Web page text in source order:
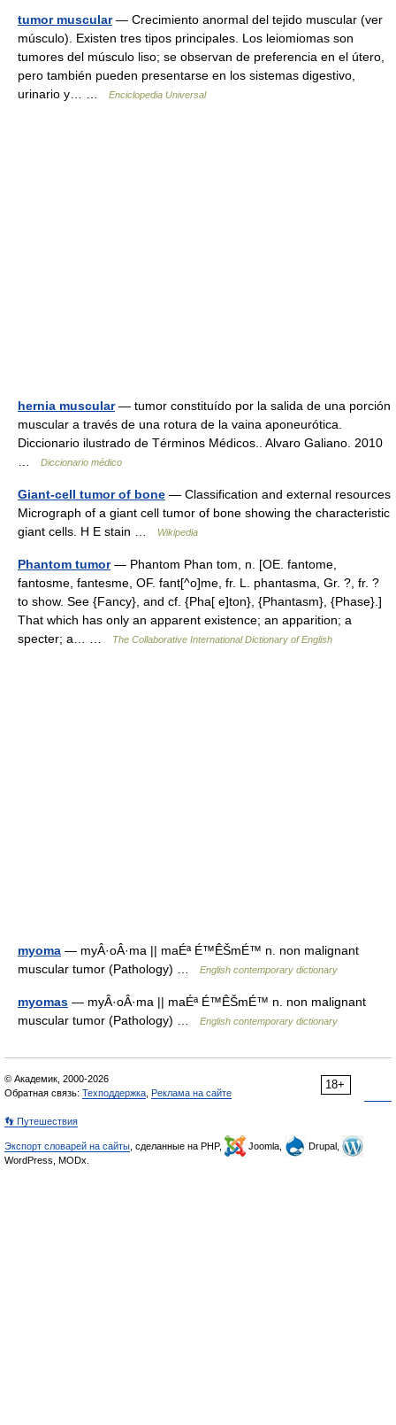
tumor muscular— Crecimiento anormal del tejido muscular (ver
músculo). Existen tres tipos principales. Los leiomiomas son
tumores del músculo liso; se observan de preferencia en el útero,
pero también pueden presentarse en los sistemas digestivo,
urinario y… …
Enciclopedia Universal
hernia muscular— tumor constituído por la salida de una porción
muscular a través de una rotura de la vaina aponeurótica.
Diccionario ilustrado de Términos Médicos.. Alvaro Galiano. 2010
Diccionario médico
Giant-cell tumor of bone — Classification and external resources
Micrograph of a giant cell tumor of bone showing the characteristic
giant cells. H E stain …
Wikipedia
Phantom tumor— Phantom Phan tom, n. [OE. fantome,
fantosme, fantesme, OF. fant[^o]me, fr. L. phantasma, Gr. ?, fr. ?
to show. See {Fancy}, and cf. {Pha[ e]ton}, {Phantasm}, {Phase}.]
That which has only an apparent existence; an apparition; a
specter; a… …
The Collaborative International Dictionary of English
myoma — myÂ·oÂ·ma || maÉª É™ÊŠmÉ™ n. non malignant
muscular tumor (Pathology) …
English contemporary dictionary
myomas — myÂ·oÂ·ma || maÉª É™ÊŠmÉ™ n. non malignant
muscular tumor (Pathology) …
English contemporary dictionary
18+
© Академик, 2000-2026
Обратная связь: Техподдержка Реклама на сайте
👣 Путешествия
Экспорт словарей на сайты , сделанные на PHP, Joomla,
Drupal,
WordPress, MODx.